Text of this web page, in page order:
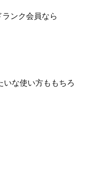
ンク会員なら
な使い方ももちろ